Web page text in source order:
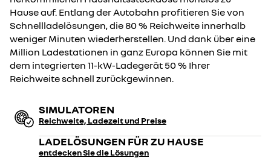
Hause auf. Entlang der Autobahn profitieren Sie von
Schnellladelösungen, die 80 % Reichweite innerhalb
weniger Minuten wiederherstellen. Und dank über eine
Million Ladestationen in ganz Europa können Sie mit
dem integrierten 11-kW-Ladegerät 50 % Ihrer
Reichweite schnell zurückgewinnen.
SIMULATOREN
Reichweite, Ladezeit und Preise
LADELÖSUNGEN FÜR ZU HAUSE
entdecken Sie die Lösungen